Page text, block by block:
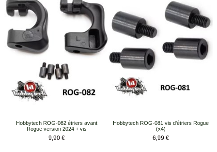
Hobbytech ROG-082 étriers avant
Rogue version 2024 + vis
Prix
9,90 €
Hobbytech ROG-081 vis d'étriers Rogue
(x4)
Prix
6,99 €